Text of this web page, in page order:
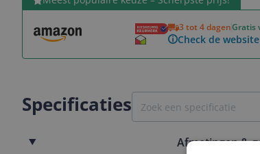
3 tot 4 dagenGratis
Check de
Specificaties
Afmetingen &